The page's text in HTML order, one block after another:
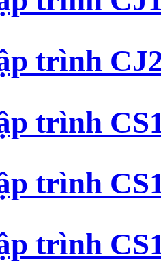
trình
trình
trình
trình